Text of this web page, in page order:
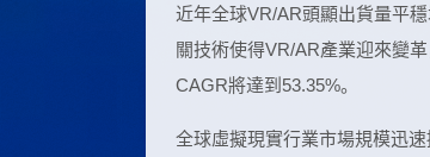
近年全球VR/AR頭顯出貨量平
關技術使得VR/AR產業迎來變
CAGR將達到53.35%。
全球虛擬現實行業市場規模迅